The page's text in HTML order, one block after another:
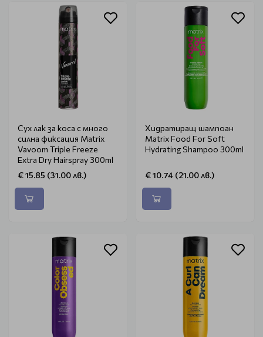
Сух лак за коса с много
силна фиксация Matrix
Vavoom Triple Freeze
Extra Dry Hairspray 300ml
€ 15.85 (31.00 лв.)
Хидратиращ шампоан
Matrix Food For Soft
Hydrating Shampoo 300ml
€ 10.74 (21.00 лв.)